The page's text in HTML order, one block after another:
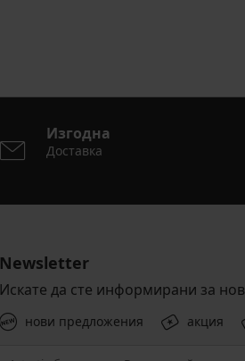
Изгодна
Доставка
Newsletter
Искате да сте информирани за
нови предложения акция